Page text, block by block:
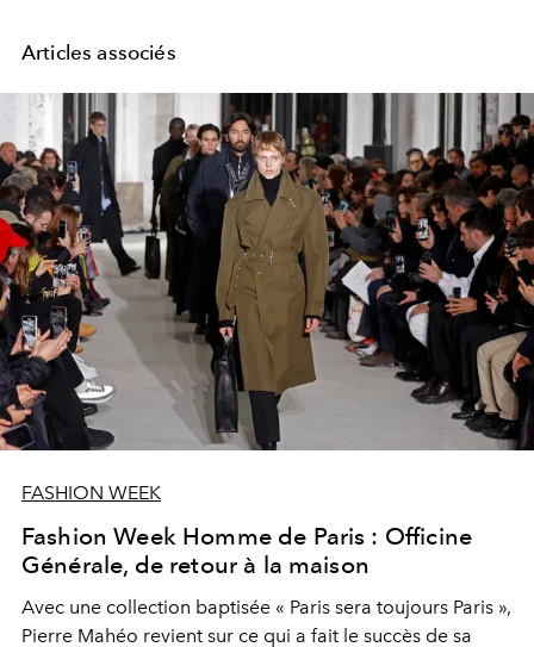
Articles associés
FASHION WEEK
Fashion Week Homme de Paris : Officine
Générale, de retour à la maison
Avec une collection baptisée « Paris sera toujours Paris »,
Pierre Mahéo revient sur ce qui a fait le succès de sa